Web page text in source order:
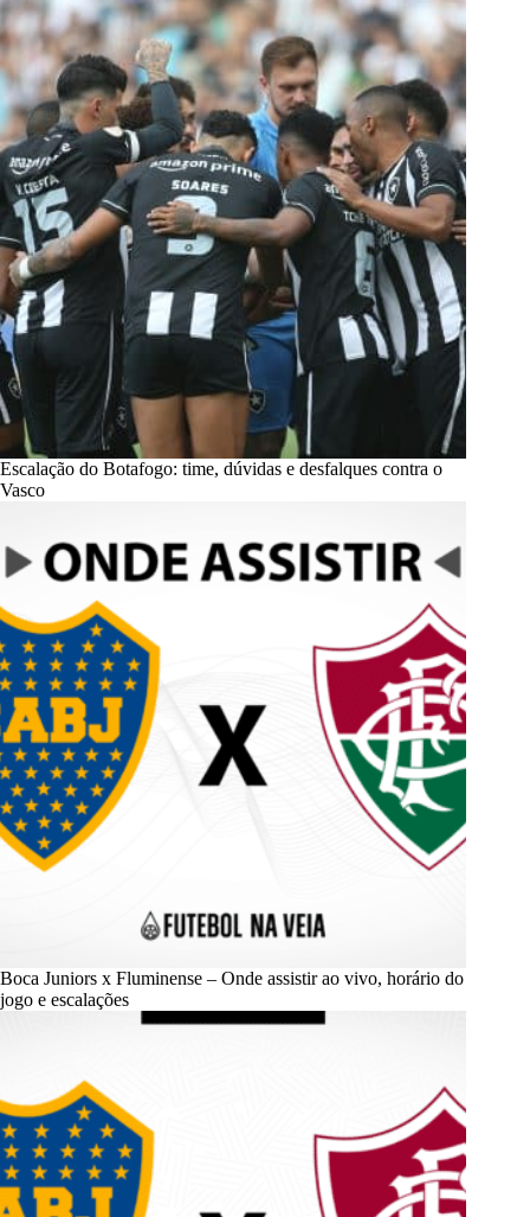
Escalação do Botafogo: time, dúvidas e desfalques contra o
Vasco
Boca Juniors x Fluminense – Onde assistir ao vivo, horário do
jogo e escalações